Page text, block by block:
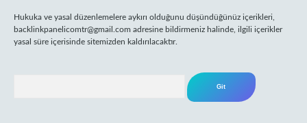
Hukuka ve yasal düzenlemelere aykırı olduğunu düşündüğünüz içerikleri,
backlinkpanelicomtr@gmail.com adresine bildirmeniz halinde, ilgili içerikler
yasal süre içerisinde sitemizden kaldırılacaktır.